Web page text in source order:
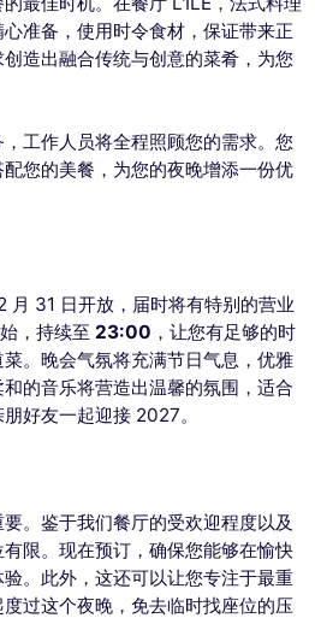
准备，使用时令食材，保证带来正
造出融合传统与创意的菜肴，为您
工作人员将全程照顾您的需求。您
您的美餐，为您的夜晚增添一份优
月 31 日开放，届时将有特别的营业
，持续至 23:00 ，让您有足够的时
。晚会气氛将充满节日气息，优雅
的音乐将营造出温馨的氛围，适合
好友一起迎接 2027。
。鉴于我们餐厅的受欢迎程度以及
限。现在预订，确保您能够在愉快
。此外，这还可以让您专注于最重
过这个夜晚，免去临时找座位的压